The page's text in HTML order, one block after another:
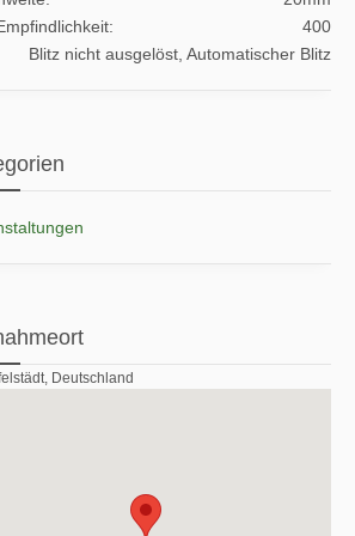
400
Blitz nicht ausgelöst, Automatischer Blitz
Deutschland